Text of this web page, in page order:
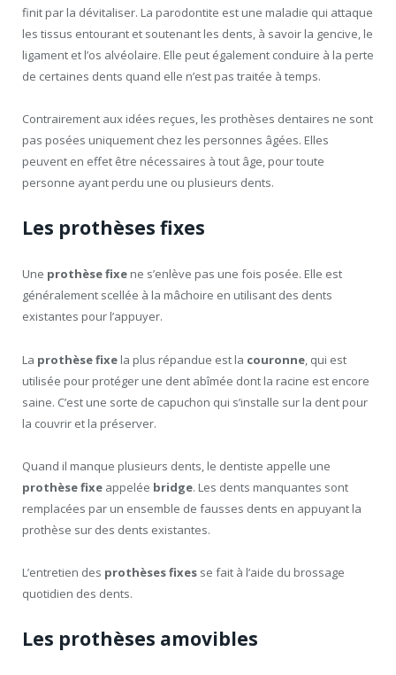
finit par la dévitaliser. La parodontite est une maladie qui attaque
les tissus entourant et soutenant les dents, à savoir la gencive, le
ligament et l’os alvéolaire. Elle peut également conduire à la perte
de certaines dents quand elle n’est pas traitée à temps.
Contrairement aux idées reçues, les prothèses dentaires ne sont
pas posées uniquement chez les personnes âgées. Elles
peuvent en effet être nécessaires à tout âge, pour toute
personne ayant perdu une ou plusieurs dents.
Les prothèses fixes
Une prothèse fixe ne s’enlève pas une fois posée. Elle est
généralement scellée à la mâchoire en utilisant des dents
existantes pour l’appuyer.
La prothèse fixe la plus répandue est la couronne , qui est
utilisée pour protéger une dent abîmée dont la racine est encore
saine. C’est une sorte de capuchon qui s’installe sur la dent pour
la couvrir et la préserver.
Quand il manque plusieurs dents, le dentiste appelle une
prothèse fixe appelée bridge. Les dents manquantes sont
remplacées par un ensemble de fausses dents en appuyant la
prothèse sur des dents existantes.
L’entretien des prothèses fixes se fait à l’aide du brossage
quotidien des dents.
Les prothèses amovibles